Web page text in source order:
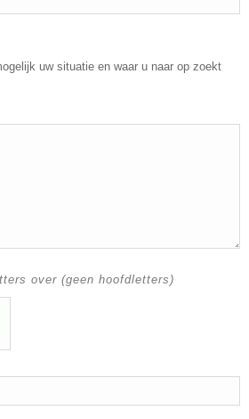
uw situatie en waar u naar op zoekt
over (geen hoofdletters)